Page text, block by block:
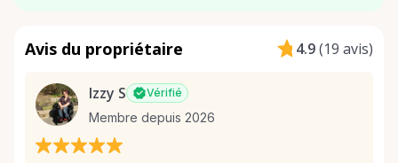
Avis du propriétaire 4.9(19 avis)
Izzy S Vérifié
Membre depuis 2026